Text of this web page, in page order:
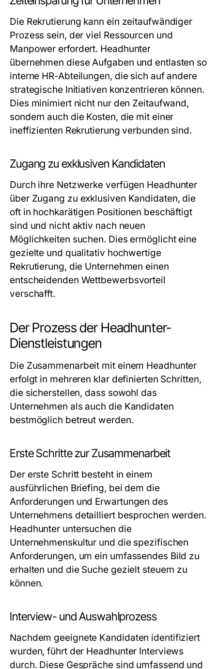
Die Rekrutierung kann ein zeitaufwändiger
Prozess sein, der viel Ressourcen und
Manpower erfordert. Headhunter
übernehmen diese Aufgaben und entlasten so
interne HR-Abteilungen, die sich auf andere
strategische Initiativen konzentrieren können.
Dies minimiert nicht nur den Zeitaufwand,
sondern auch die Kosten, die mit einer
ineffizienten Rekrutierung verbunden sind.
Zugang zu exklusiven Kandidaten
Durch ihre Netzwerke verfügen Headhunter
über Zugang zu exklusiven Kandidaten, die
oft in hochkarätigen Positionen beschäftigt
sind und nicht aktiv nach neuen
Möglichkeiten suchen. Dies ermöglicht eine
gezielte und qualitativ hochwertige
Rekrutierung, die Unternehmen einen
entscheidenden Wettbewerbsvorteil
verschafft.
Der Prozess der Headhunter-
Dienstleistungen
Die Zusammenarbeit mit einem Headhunter
erfolgt in mehreren klar definierten Schritten,
die sicherstellen, dass sowohl das
Unternehmen als auch die Kandidaten
bestmöglich betreut werden.
Erste Schritte zur Zusammenarbeit
Der erste Schritt besteht in einem
ausführlichen Briefing, bei dem die
Anforderungen und Erwartungen des
Unternehmens detailliert besprochen werden.
Headhunter untersuchen die
Unternehmenskultur und die spezifischen
Anforderungen, um ein umfassendes Bild zu
erhalten und die Suche gezielt steuern zu
können.
Interview- und Auswahlprozess
Nachdem geeignete Kandidaten identifiziert
wurden, führt der Headhunter Interviews
durch. Diese Gespräche sind umfassend und